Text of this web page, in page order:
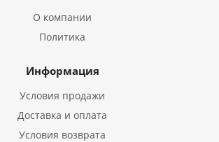
О компании
Политика
Информация
Условия продажи
Доставка и оплата
Условия возврата